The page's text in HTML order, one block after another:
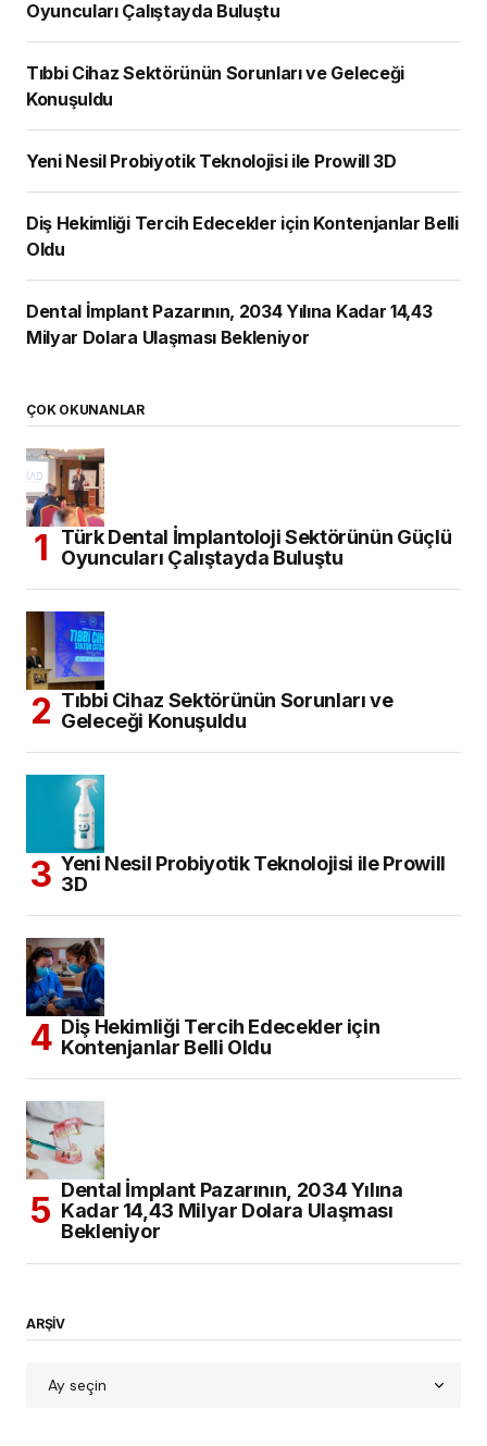
Oyuncuları Çalıştayda Buluştu
Tıbbi Cihaz Sektörünün Sorunları ve Geleceği
Konuşuldu
Yeni Nesil Probiyotik Teknolojisi ile Prowill 3D
Diş Hekimliği Tercih Edecekler için Kontenjanlar Belli
Oldu
Dental İmplant Pazarının, 2034 Yılına Kadar 14,43
Milyar Dolara Ulaşması Bekleniyor
ÇOK OKUNANLAR
Türk Dental İmplantoloji Sektörünün Güçlü
Oyuncuları Çalıştayda Buluştu
Tıbbi Cihaz Sektörünün Sorunları ve
Geleceği Konuşuldu
Yeni Nesil Probiyotik Teknolojisi ile Prowill
3D
Diş Hekimliği Tercih Edecekler için
Kontenjanlar Belli Oldu
Dental İmplant Pazarının, 2034 Yılına
Kadar 14,43 Milyar Dolara Ulaşması
Bekleniyor
ARŞİV